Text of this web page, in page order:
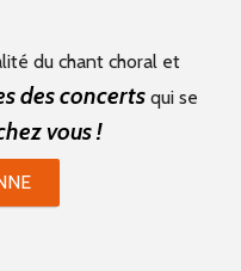
du chant choral et
des concertsqui se
vous !